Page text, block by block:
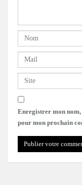
Enregistrer mon
pour mon prochain